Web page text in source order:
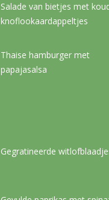
Salade van bietjes met
knoflookaardappeltjes
Thaise hamburger met
papajasalsa
Gegratineerde